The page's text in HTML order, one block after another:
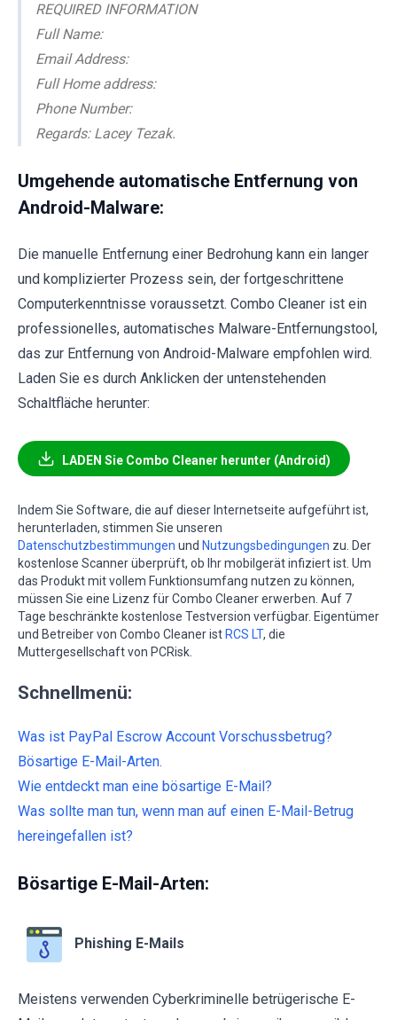
REQUIRED INFORMATION
Full Name:
Email Address:
Full Home address:
Phone Number:
Regards: Lacey Tezak.
Umgehende automatische Entfernung von
Android-Malware:
Die manuelle Entfernung einer Bedrohung kann ein langer
und komplizierter Prozess sein, der fortgeschrittene
Computerkenntnisse voraussetzt. Combo Cleaner ist ein
professionelles, automatisches Malware-Entfernungstool,
das zur Entfernung von Android-Malware empfohlen wird.
Laden Sie es durch Anklicken der untenstehenden
Schaltfläche herunter:
LADEN Sie Combo Cleaner herunter (Android)
Indem Sie Software, die auf dieser Internetseite aufgeführt ist,
herunterladen, stimmen Sie unseren
Datenschutzbestimmungen und Nutzungsbedingungen zu. Der
kostenlose Scanner überprüft, ob Ihr mobilgerät infiziert ist. Um
das Produkt mit vollem Funktionsumfang nutzen zu können,
müssen Sie eine Lizenz für Combo Cleaner erwerben. Auf 7
Tage beschränkte kostenlose Testversion verfügbar. Eigentümer
und Betreiber von Combo Cleaner ist RCS LT, die
Muttergesellschaft von PCRisk.
Schnellmenü:
Was ist PayPal Escrow Account Vorschussbetrug?
Bösartige E-Mail-Arten.
Wie entdeckt man eine bösartige E-Mail?
Was sollte man tun, wenn man auf einen E-Mail-Betrug
hereingefallen ist?
Bösartige E-Mail-Arten:
Phishing E-Mails
Meistens verwenden Cyberkriminelle betrügerische E-